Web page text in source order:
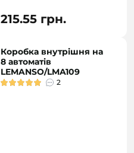
215.55 грн.
Коробка внутрішня на
8 автоматів
LEMANSO/LMA109
2